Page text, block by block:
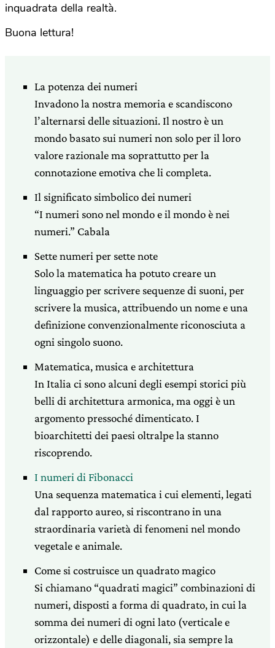
inquadrata della realtà.
Buona lettura!
La potenza dei numeri
Invadono la nostra memoria e scandiscono
l’alternarsi delle situazioni. Il nostro è un
mondo basato sui numeri non solo per il loro
valore razionale ma soprattutto per la
connotazione emotiva che li completa.
Il significato simbolico dei numeri
“I numeri sono nel mondo e il mondo è nei
numeri.” Cabala
Sette numeri per sette note
Solo la matematica ha potuto creare un
linguaggio per scrivere sequenze di suoni, per
scrivere la musica, attribuendo un nome e una
definizione convenzionalmente riconosciuta a
ogni singolo suono.
Matematica, musica e architettura
In Italia ci sono alcuni degli esempi storici più
belli di architettura armonica, ma oggi è un
argomento pressoché dimenticato. I
bioarchitetti dei paesi oltralpe la stanno
riscoprendo.
I numeri di Fibonacci
Una sequenza matematica i cui elementi, legati
dal rapporto aureo, si riscontrano in una
straordinaria varietà di fenomeni nel mondo
vegetale e animale.
Come si costruisce un quadrato magico
Si chiamano “quadrati magici” combinazioni di
numeri, disposti a forma di quadrato, in cui la
somma dei numeri di ogni lato (verticale e
orizzontale) e delle diagonali, sia sempre la